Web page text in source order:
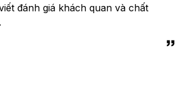
đánh giá khách quan và chất